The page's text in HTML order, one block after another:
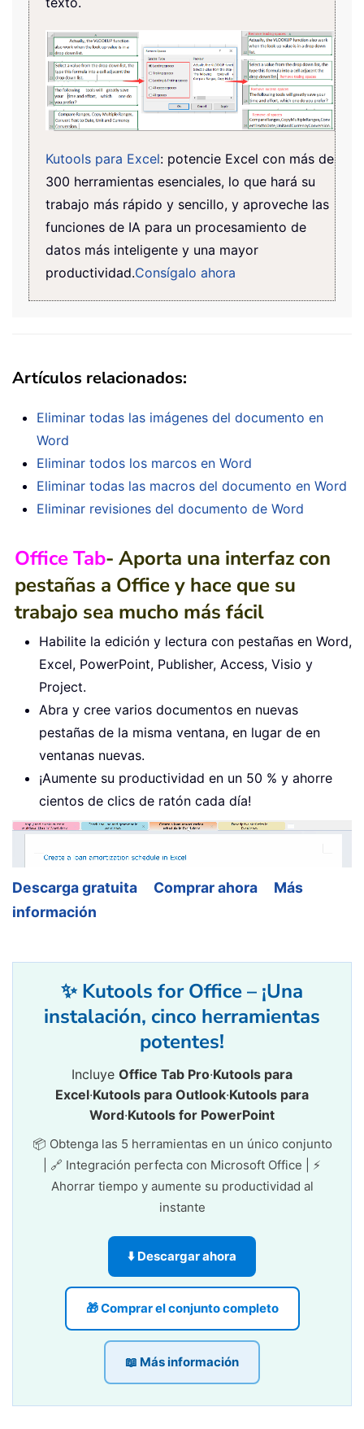
Kutools para Excel: potencie Excel con más de
300 herramientas esenciales, lo que hará su
trabajo más rápido y sencillo, y aproveche las
funciones de IA para un procesamiento de
datos más inteligente y una mayor
productividad.Consígalo ahora
Artículos relacionados:
Eliminar todas las imágenes del documento en
Word
Eliminar todos los marcos en Word
Eliminar todas las macros del documento en Word
Eliminar revisiones del documento de Word
Office Tab- Aporta una interfaz con
pestañas a Office y hace que su
trabajo sea mucho más fácil
Habilite la edición y lectura con pestañas en Word,
Excel, PowerPoint, Publisher, Access, Visio y
Project.
Abra y cree varios documentos en nuevas
pestañas de la misma ventana, en lugar de en
ventanas nuevas.
¡Aumente su productividad en un 50 % y ahorre
cientos de clics de ratón cada día!
Descarga gratuita Comprar ahora
Más
información
✨ Kutools for Office – ¡Una
instalación, cinco herramientas
potentes!
Incluye Office Tab Pro·Kutools para
Excel·Kutools para Outlook·Kutools para
Word·Kutools for PowerPoint
📦 Obtenga las 5 herramientas en un único conjunto
| 🔗 Integración perfecta con Microsoft Office | ⚡
Ahorrar tiempo y aumente su productividad al
instante
⬇️ Descargar ahora
🎁 Comprar el conjunto completo
📖 Más información